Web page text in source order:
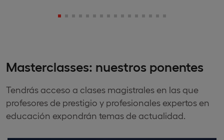
Masterclasses: nuestros ponentes
Tendrás acceso a clases magistrales en las que
profesores de prestigio y profesionales expertos en
educación expondrán temas de actualidad.